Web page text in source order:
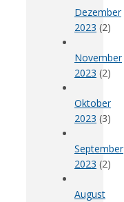
Dezember
2023 (2)
November
2023 (2)
Oktober
2023 (3)
September
2023 (2)
August